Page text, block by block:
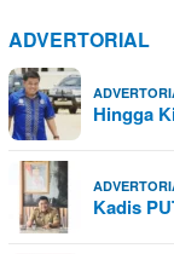
ADVERTORIAL
Hingga
Kadis